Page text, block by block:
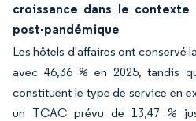
croissance dans le
post-pandémique
Les hôtels d'affaires ont conservé
avec 46,36 % en 2025, tandis
constituent le type de service en
un TCAC prévu de 13,47 %